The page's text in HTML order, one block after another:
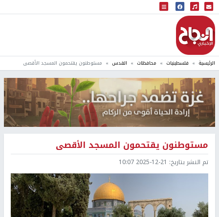
البث المباشر
إذاعة النجاح
الرئيسية فلسطينيات محافظات القدس مستوطنون يقتحمون المسجد الأقصى
مستوطنون يقتحمون المسجد الأقصى
تم النشر بتاريخ: 2025-12-21 10:07